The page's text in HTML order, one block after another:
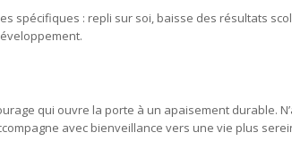
spécifiques : repli sur soi, baisse des résultats
qui ouvre la porte à un apaisement durable.
avec bienveillance vers une vie plus